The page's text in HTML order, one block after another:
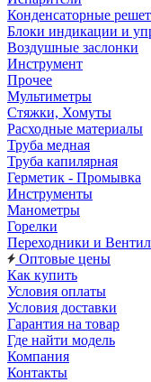
Конденсаторные
Блоки индикации и
Воздушные заслонки
Инструмент
Прочее
Мультиметры
Стяжки, Хомуты
Расходные материалы
Труба медная
Труба капилярная
Герметик - Промывка
Инструменты
Манометры
Горелки
Переходники и
Оптовые цены
Как купить
Условия оплаты
Условия доставки
Гарантия на товар
Где найти модель
Компания
Контакты